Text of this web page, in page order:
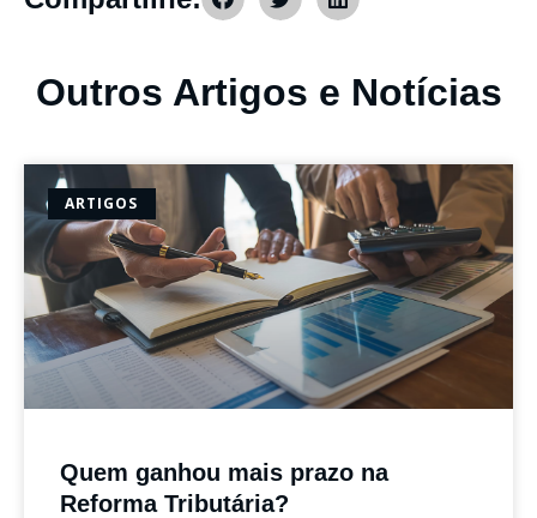
Outros Artigos e Notícias
ARTIGOS
Quem ganhou mais prazo na
Reforma Tributária?